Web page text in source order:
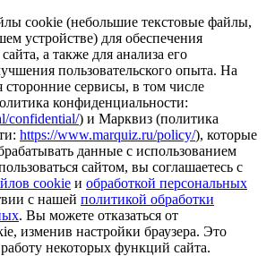
cookie (небольшие текстовые файлы,
устройстве) для обеспечения
а также для анализа его
пользовательского опыта. На
сторонние сервисы, в том числе
конфиденциальности:
confidential/) и Марквиз (политика
https://www.marquiz.ru/policy/), которые
данные с использованием
сайтом, вы соглашаетесь с
cookie и обработкой персональных
с нашей политикой обработки
. Вы можете отказаться от
изменив настройки браузера. Это
некоторых функций сайта.